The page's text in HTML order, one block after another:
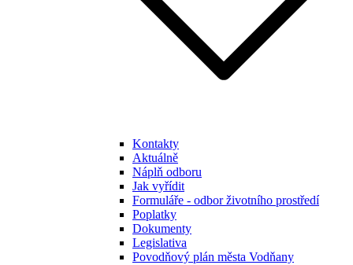
Kontakty
Aktuálně
Náplň odboru
Jak vyřídit
Formuláře - odbor životního prostředí
Poplatky
Dokumenty
Legislativa
Povodňový plán města Vodňany